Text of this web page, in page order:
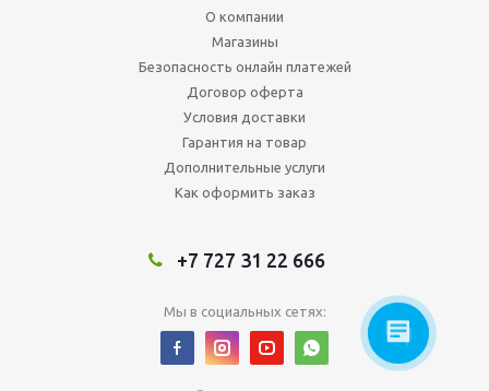
О компании
Магазины
Безопасность онлайн платежей
Договор оферта
Условия доставки
Гарантия на товар
Дополнительные услуги
Как оформить заказ
+7 727 31 22 666
Мы в социальных сетях: